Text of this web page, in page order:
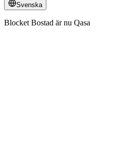
Svenska
Blocket Bostad är nu Qasa